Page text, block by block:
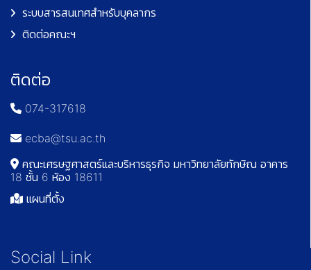
ระบบสารสนเทศสำหรับบุคลากร
ติดต่อคณะฯ
ติดต่อ
074-317618
ecba@tsu.ac.th
คณะเศรษฐศาสตร์และบริหารธุรกิจ มหาวิทยาลัยทักษิณ อาคาร
18 ชั้น 6 ห้อง 18611
แผนที่ตั้ง
Social Link